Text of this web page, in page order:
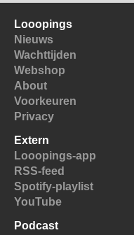
Looopings
Nieuws
Wachttijden
Webshop
About
Voorkeuren
Privacy
Extern
Looopings-app
RSS-feed
Spotify-playlist
YouTube
Podcast